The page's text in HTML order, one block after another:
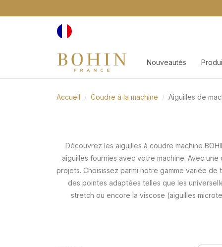
Nouveautés
Accueil Coudre à la machine Aiguilles de
Découvrez les aiguilles à coudre machine
aiguilles fournies avec votre machine. Avec
projets. Choisissez parmi notre gamme variée
des pointes adaptées telles que les
stretch ou encore la viscose (aiguilles